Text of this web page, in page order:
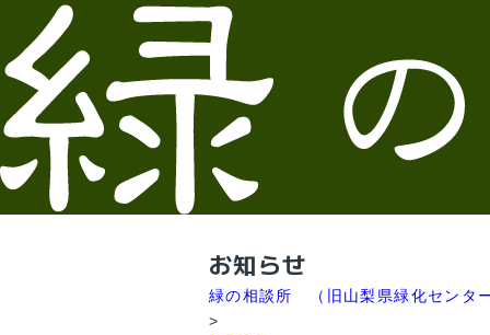
お知らせ
緑の相談所 （旧山梨県緑化センタ
>